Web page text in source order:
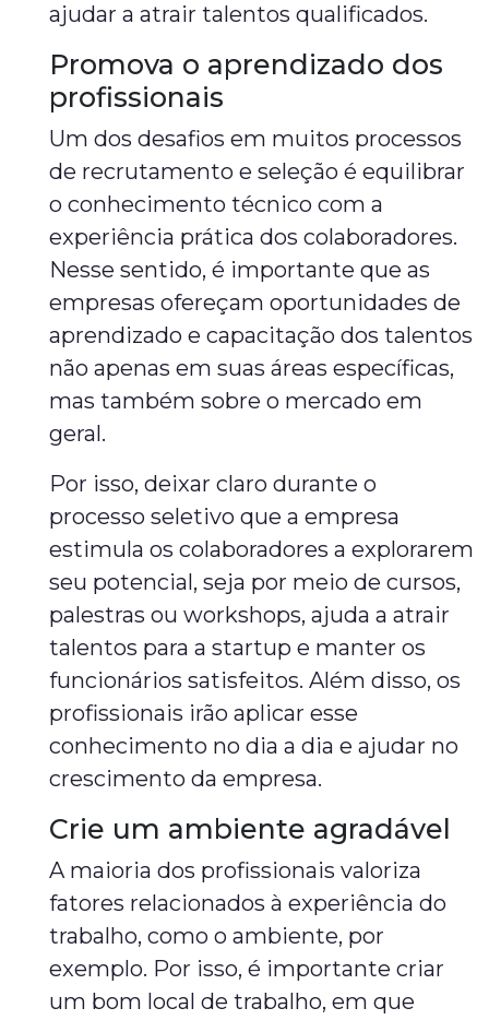
ajudar a atrair talentos qualificados.
Promova o aprendizado dos
profissionais
Um dos desafios em muitos processos
de recrutamento e seleção é equilibrar
o conhecimento técnico com a
experiência prática dos colaboradores.
Nesse sentido, é importante que as
empresas ofereçam oportunidades de
aprendizado e capacitação dos talentos
não apenas em suas áreas específicas,
mas também sobre o mercado em
geral.
Por isso, deixar claro durante o
processo seletivo que a empresa
estimula os colaboradores a explorarem
seu potencial, seja por meio de cursos,
palestras ou workshops, ajuda a atrair
talentos para a startup e manter os
funcionários satisfeitos. Além disso, os
profissionais irão aplicar esse
conhecimento no dia a dia e ajudar no
crescimento da empresa.
Crie um ambiente agradável
A maioria dos profissionais valoriza
fatores relacionados à experiência do
trabalho, como o ambiente, por
exemplo. Por isso, é importante criar
um bom local de trabalho, em que